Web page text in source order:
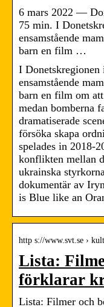
6 mars 2022 —
75 min. I
ensamstående
barn en film …
I Donetskregionen
ensamstående
barn en film om
medan bomberna
dramatiserade
försöka skapa
spelades in 2018-
konflikten mellan
ukrainska
dokumentär av
is Blue like an
http s://www.svt.se ›
Lista:
förklarar
Lista: Filmer och